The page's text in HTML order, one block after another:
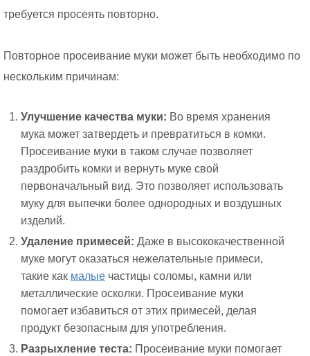
требуется просеять повторно.
Повторное просеивание муки может быть необходимо по
нескольким причинам:
Улучшение качества муки: Во время хранения
мука может затвердеть и превратиться в комки.
Просеивание муки в таком случае позволяет
раздробить комки и вернуть муке свой
первоначальный вид. Это позволяет использовать
муку для выпечки более однородных и воздушных
изделий.
Удаление примесей: Даже в высококачественной
муке могут оказаться нежелательные примеси,
такие как малые частицы соломы, камни или
металлические осколки. Просеивание муки
помогает избавиться от этих примесей, делая
продукт безопасным для употребления.
Разрыхление теста: Просеивание муки помогает